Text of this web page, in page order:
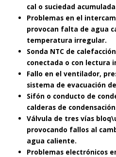
cal o suciedad
Problemas en el
provocan falta de agua
temperatura irregular.
Sonda NTC de
conectada o con lectura
Fallo en el ventilador,
sistema de evacuación
Sifón o conducto de
calderas de
Válvula de tres vías
provocando fallos al
agua caliente.
Problemas electrónicos